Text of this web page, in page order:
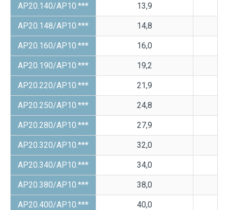
AP20.140/AP10.*** 13,9
AP20.148/AP10.*** 14,8
AP20.160/AP10.*** 16,0
AP20.190/AP10.*** 19,2
AP20.220/AP10.*** 21,9
AP20.250/AP10.*** 24,8
AP20.280/AP10.*** 27,9
AP20.320/AP10.*** 32,0
AP20.340/AP10.*** 34,0
AP20.380/AP10.*** 38,0
AP20.400/AP10.*** 40,0